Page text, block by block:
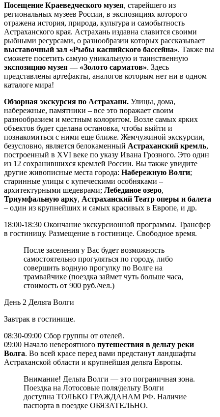
Посещение Краеведческого музея, старейшего из
региональных музеев России, в экспозициях которого
отражена история, природа, культура и самобытность
Астраханского края. Астрахань издавна славится своими
рыбными ресурсами, о разнообразии которых рассказывает
выставочный зал «Рыбы каспийского бассейна». Также вы
сможете посетить самую уникальную и таинственную
экспозицию музея — «Золото сарматов». Здесь
представлены артефакты, аналогов которым нет ни в одном
каталоге мира!
Обзорная экскурсия по Астрахани. Улицы, дома,
набережные, памятники – все это поражает своим
разнообразием и местным колоритом. Возле самых ярких
объектов будет сделана остановка, чтобы выйти и
познакомиться с ними еще ближе. Жемчужиной экскурсии,
безусловно, является белокаменный Астраханский кремль,
построенный в XVI веке по указу Ивана Грозного. Это один
из 12 сохранившихся кремлей России. Вы также увидите
другие живописные места города: Набережную Волги;
старинные улицы с купеческими особняками –
архитектурными шедеврами; Лебединое озеро,
Триумфальную арку, Астраханский Театр оперы и балета
– один из крупнейших и самых красивых в Европе, и др.
18:00-18:30 Окончание экскурсионной программы. Трансфер
в гостиницу. Размещение в гостинице. Свободное время.
После заселения у Вас будет возможность
самостоятельно прогуляться по городу, либо
совершить водную прогулку по Волге на
трамвайчике (поездка займет чуть больше часа,
стоимость от 900 руб./чел.)
День 2 Дельта Волги
Завтрак в гостинице.
08:30-09:00 Сбор группы от отелей.
09:00 Начало невероятного путешествия в дельту реки
Волга. Во всей красе перед вами предстанут ландшафты
Астраханской области и крупнейшая дельта Европы.
Внимание! Дельта Волги — это пограничная зона.
Поездка на Лотосовые поля/дельту Волги
доступна ТОЛЬКО ГРАЖДАНАМ РФ. Наличие
паспорта в поездке ОБЯЗАТЕЛЬНО.